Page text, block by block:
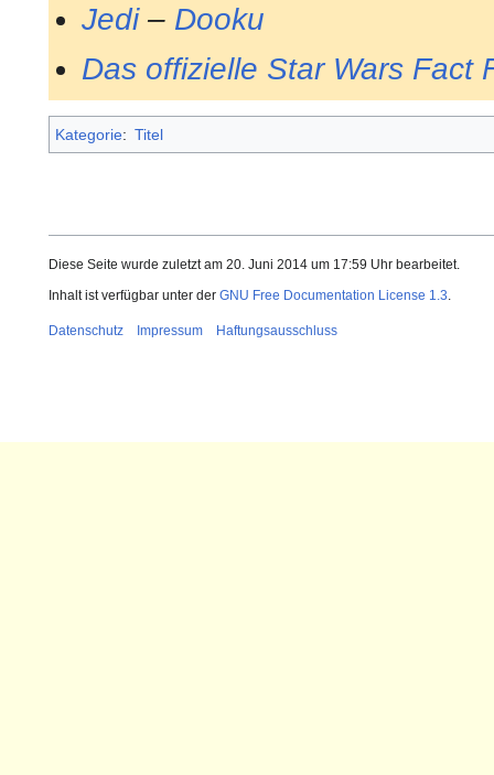
Jedi– Dooku
Das offizielle Star Wars Fact
Kategorie: Titel
Diese Seite wurde zuletzt am 20. Juni 2014 um 17:59 Uhr bearbeitet.
Inhalt ist verfügbar unter der GNU Free Documentation License 1.3
Datenschutz Impressum Haftungsausschluss